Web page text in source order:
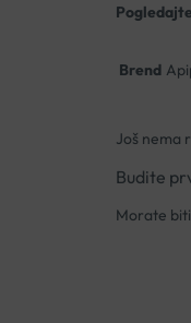
Pogledajte
Brend
Još nema
Budite
Morate biti